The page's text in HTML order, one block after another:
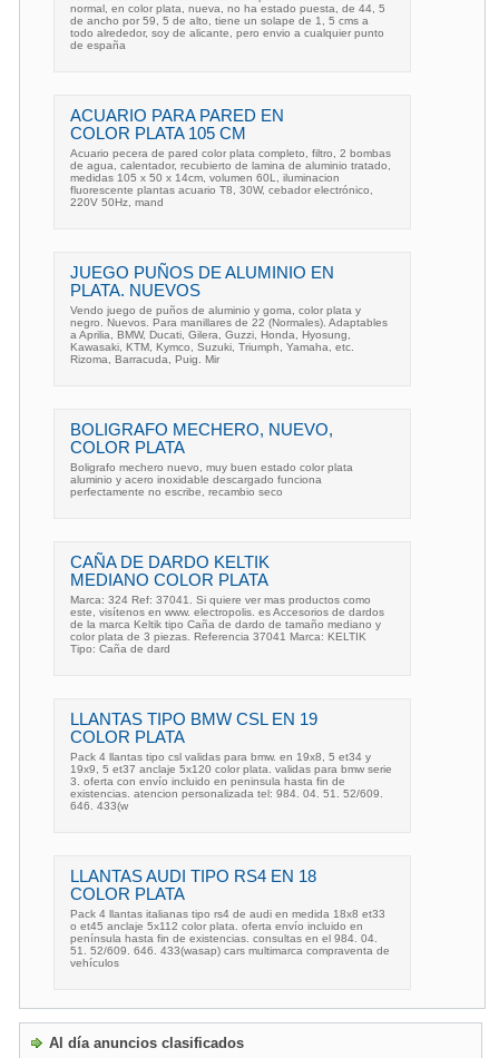
normal, en color plata, nueva, no ha estado puesta, de 44, 5
de ancho por 59, 5 de alto, tiene un solape de 1, 5 cms a
todo alrededor, soy de alicante, pero envio a cualquier punto
de españa
ACUARIO PARA PARED EN
COLOR PLATA 105 CM
Acuario pecera de pared color plata completo, filtro, 2 bombas
de agua, calentador, recubierto de lamina de aluminio tratado,
medidas 105 x 50 x 14cm, volumen 60L, iluminacion
fluorescente plantas acuario T8, 30W, cebador electrónico,
220V 50Hz, mand
JUEGO PUÑOS DE ALUMINIO EN
PLATA. NUEVOS
Vendo juego de puños de aluminio y goma, color plata y
negro. Nuevos. Para manillares de 22 (Normales). Adaptables
a Aprilia, BMW, Ducati, Gilera, Guzzi, Honda, Hyosung,
Kawasaki, KTM, Kymco, Suzuki, Triumph, Yamaha, etc.
Rizoma, Barracuda, Puig. Mir
BOLIGRAFO MECHERO, NUEVO,
COLOR PLATA
Boligrafo mechero nuevo, muy buen estado color plata
aluminio y acero inoxidable descargado funciona
perfectamente no escribe, recambio seco
CAÑA DE DARDO KELTIK
MEDIANO COLOR PLATA
Marca: 324 Ref: 37041. Si quiere ver mas productos como
este, visítenos en www. electropolis. es Accesorios de dardos
de la marca Keltik tipo Caña de dardo de tamaño mediano y
color plata de 3 piezas. Referencia 37041 Marca: KELTIK
Tipo: Caña de dard
LLANTAS TIPO BMW CSL EN 19
COLOR PLATA
Pack 4 llantas tipo csl validas para bmw. en 19x8, 5 et34 y
19x9, 5 et37 anclaje 5x120 color plata. validas para bmw serie
3. oferta con envío incluido en peninsula hasta fin de
existencias. atencion personalizada tel: 984. 04. 51. 52/609.
646. 433(w
LLANTAS AUDI TIPO RS4 EN 18
COLOR PLATA
Pack 4 llantas italianas tipo rs4 de audi en medida 18x8 et33
o et45 anclaje 5x112 color plata. oferta envío incluido en
península hasta fin de existencias. consultas en el 984. 04.
51. 52/609. 646. 433(wasap) cars multimarca compraventa de
vehículos
Al día anuncios clasificados